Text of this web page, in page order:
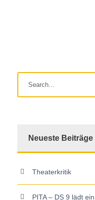
Neueste Beiträge
Theaterkritik
PITA – DS 9 lädt ein